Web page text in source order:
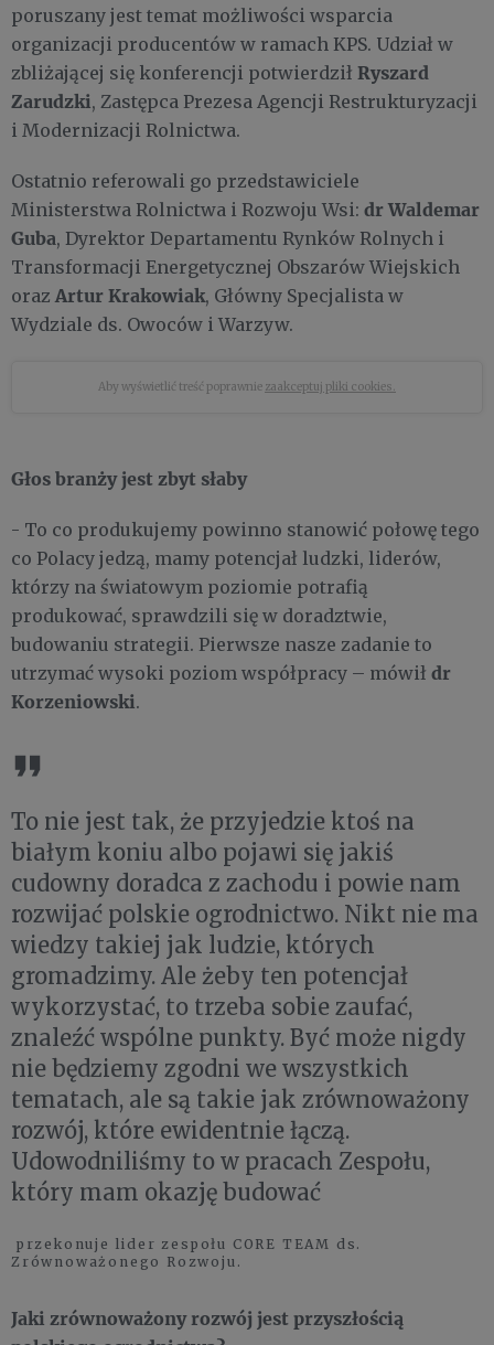
poruszany jest temat możliwości wsparcia
organizacji producentów w ramach KPS. Udział w
zbliżającej się konferencji potwierdził Ryszard
Zarudzki, Zastępca Prezesa Agencji Restrukturyzacji
i Modernizacji Rolnictwa.
Ostatnio referowali go przedstawiciele
Ministerstwa Rolnictwa i Rozwoju Wsi: dr Waldemar
Guba, Dyrektor Departamentu Rynków Rolnych i
Transformacji Energetycznej Obszarów Wiejskich
orazArtur Krakowiak, Główny Specjalista w
Wydziale ds. Owoców i Warzyw.
Aby wyświetlić treść poprawnie zaakceptuj pliki cookies.
Głos branży jest zbyt słaby
- To co produkujemy powinno stanowić połowę tego
co Polacy jedzą, mamy potencjał ludzki, liderów,
którzy na światowym poziomie potrafią
produkować, sprawdzili się w doradztwie,
budowaniu strategii. Pierwsze nasze zadanie to
utrzymać wysoki poziom współpracy – mówił dr
Korzeniowski.
To nie jest tak, że przyjedzie ktoś na
białym koniu albo pojawi się jakiś
cudowny doradca z zachodu i powie nam
rozwijać polskie ogrodnictwo. Nikt nie ma
wiedzy takiej jak ludzie, których
gromadzimy. Ale żeby ten potencjał
wykorzystać, to trzeba sobie zaufać,
znaleźć wspólne punkty. Być może nigdy
nie będziemy zgodni we wszystkich
tematach, ale są takie jak zrównoważony
rozwój, które ewidentnie łączą.
Udowodniliśmy to w pracach Zespołu,
który mam okazję budować
przekonuje lider zespołu CORE TEAM ds.
Zrównoważonego Rozwoju.
Jaki zrównoważony rozwój jest przyszłością